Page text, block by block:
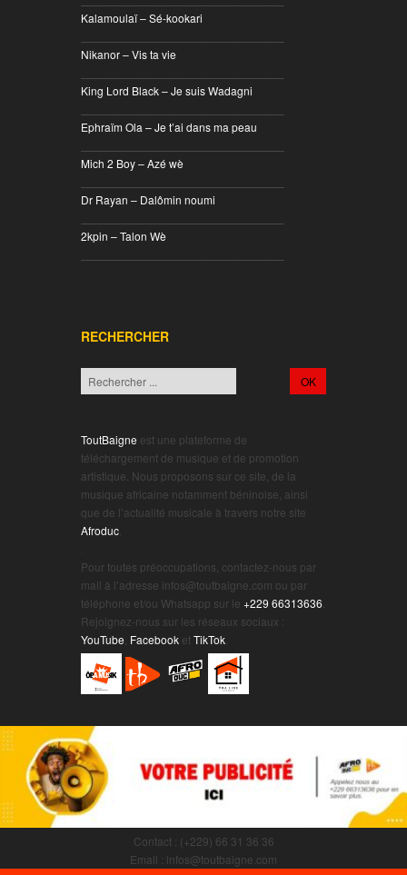
Kalamoulaï – Sé-kookari
Nikanor – Vis ta vie
King Lord Black – Je suis Wadagni
Ephraïm Ola – Je t’ai dans ma peau
Mich 2 Boy – Azé wè
Dr Rayan – Dalômin noumi
2kpin – Talon Wè
RECHERCHER
ToutBaigne est une plateforme de
téléchargement de musique et de promotion
artistique. Nous proposons sur ce site, de la
musique africaine notamment béninoise, ainsi
que de l’actualité musicale à travers notre site
Afroduc
Pour toutes préoccupations, contactez-nous par
mail à l’adresse infos@toutbaigne.com ou par
téléphone et/ou Whatsapp sur le +229 66313636
Rejoignez-nous sur les réseaux sociaux :
YouTube Facebook etTikTok
Contact : (+229) 66 31 36 36
Email : infos@toutbaigne.com